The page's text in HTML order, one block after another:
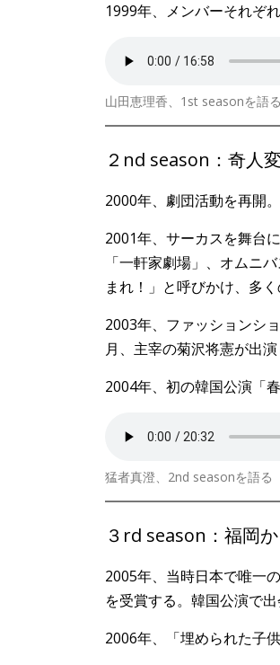
1999年、メンバーそれぞ
山田恵理香、1st seasonを語る
２nd season：奇人
2000年、劇団活動を再開
2001年、サーカスを舞台
「一軒家劇場」、オムニ
まれ！」と呼びかけ、多
2003年、ファッションシ
月、主宰の菊沢将憲が出
2004年、初の韓国公演「
猛者真澄、2nd seasonを語る
３rd season：福岡
2005年、当時日本で唯一
を受賞する。韓国公演で
2006年、「埋められた子